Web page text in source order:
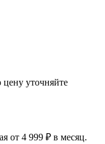
цену уточняйте
от 4 999 ₽ в месяц.